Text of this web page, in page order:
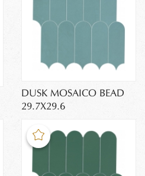
DUSK MOSAICO BEAD
29.7X29.6